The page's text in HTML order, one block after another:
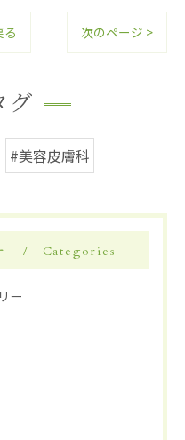
る 次のページ >
グ
#美容皮膚科
Categories
ー